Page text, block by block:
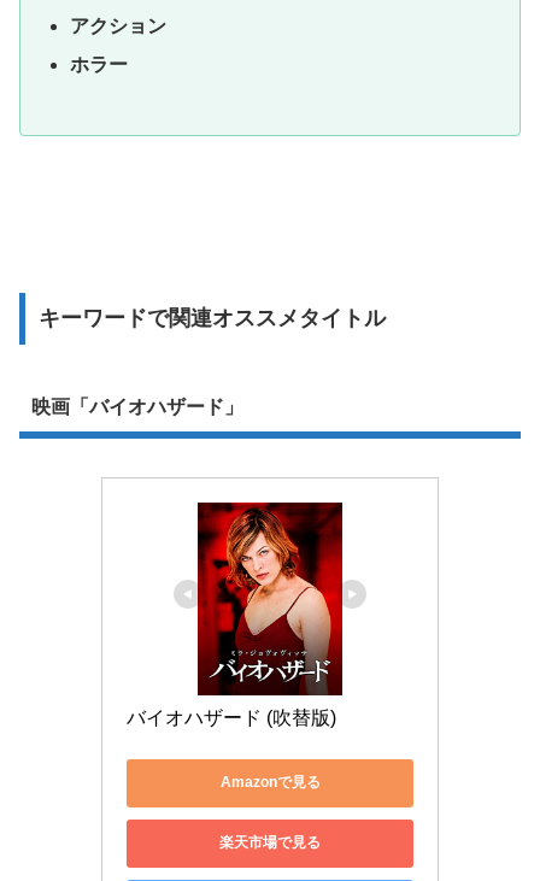
アクション
ホラー
キーワードで関連オススメタイトル
映画「バイオハザード」
バイオハザード (吹替版)
Amazonで見る
楽天市場で見る